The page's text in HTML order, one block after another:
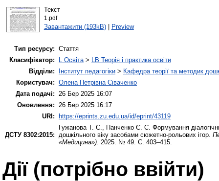
Текст
1.pdf
Завантажити (193kB)| Preview
Тип ресурсу: Стаття
Класифікатор:
L Освіта> LB Теорія і практика освіти
Відділи:
Інститут педагогіки > Кафедра теорії та методик
Користувач: Олена Петрівна Сіваченко
Дата подачі: 26 Бер 2025 16:07
Оновлення: 26 Бер 2025 16:17
URI:
https://eprints.zu.edu.ua/id/eprint/43119
ДСТУ 8302:2015:
Гужанова Т. С., Панченко Є. С. Формування
дошкільного віку засобами сюжетно-рольових ігор.
«Медицина»). 2025. № 49. С. 403–415.
Дії ​​(потрібно ввійти)